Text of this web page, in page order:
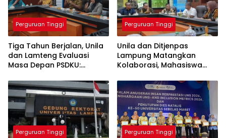
Perguruan Tinggi
Tiga Tahun Berjalan, Unila
dan Lamteng Evaluasi
Masa Depan PSDKU:
Kampus Daerah
Perguruan Tinggi
Unila dan Ditjenpas
Lampung Matangkan
Kolaborasi, Mahasiswa
Lapas
Perguruan Tinggi Perguruan Tinggi